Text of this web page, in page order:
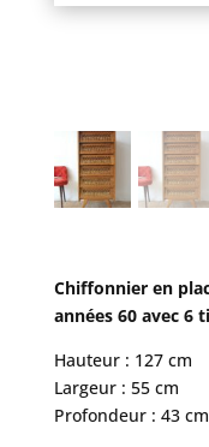
Chiffonnier en
années 60 avec 6
Hauteur : 127 cm
Largeur : 55 cm
Profondeur : 43 cm